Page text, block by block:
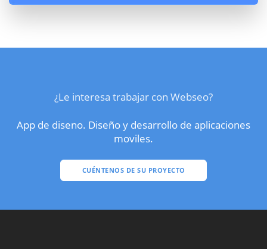
¿Le interesa trabajar con Webseo?
App de diseno. Diseño y desarrollo de aplicaciones
moviles.
CUÉNTENOS DE SU PROYECTO